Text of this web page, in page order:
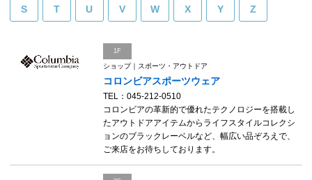
S T U V W X Y Z
1F
ショップ｜スポーツ・アウトドア
コロンビアスポーツウェア
TEL：045-212-0510
コロンビアの革新的で優れたテクノロジーを搭載し
たアウトドアアイテムからライフスタイルコレクシ
ョンのブラックレーベルなど、幅広い品ぞろえで、
ご来店をお待ちしております。